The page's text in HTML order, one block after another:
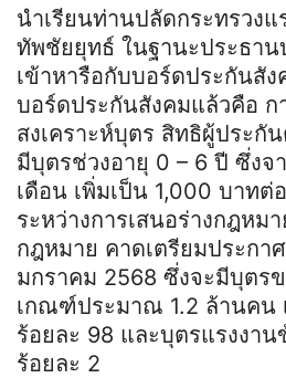
นำเรียนท่านปลัดกระทรวง
ทัพชัยยุทธ์ ในฐานะประธาน
เข้าหารือกับบอร์ดประกันสั
บอร์ดประกันสังคมแล้วคือ ก
สงเคราะห์บุตร สิทธิผู้ประกั
มีบุตรช่วงอายุ 0 – 6 ปี ซึ่งจ
เดือน เพิ่มเป็น 1,000 บาท
ระหว่างการเสนอร่างกฎหม
กฎหมาย คาดเตรียมประกา
มกราคม 2568 ซึ่งจะมีบุตร
เกณฑ์ประมาณ 1.2 ล้านคน
ร้อยละ 98 และบุตรแรงงา
ร้อยละ 2